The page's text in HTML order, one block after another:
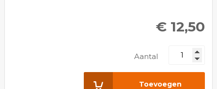
€ 12,50
Aantal
Toevoegen